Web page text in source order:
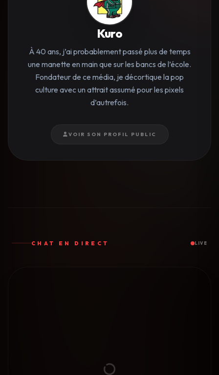
Kuro
À 40 ans, j’ai probablement passé plus de temps
une manette en main que sur les bancs de l’école.
Fondateur de ce média, je décortique la pop
culture avec un attrait assumé pour les pixels
d’autrefois.
VOIR SON PROFIL PUBLIC
CHAT EN DIRECT LIVE